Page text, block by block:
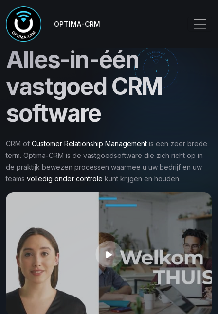
OPTIMA-CRM
Alles-in-één
vastgoed CRM
software
CRM of Customer Relationship Management is een zeer brede
term. Optima-CRM is de vastgoedsoftware die zich richt op in
de praktijk bewezen processen waarmee u uw bedrijf en uw
teams volledig onder controle kunt krijgen en houden.